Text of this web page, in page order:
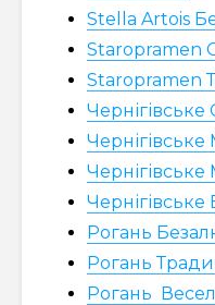
Stella Artois
Staropramen
Staropramen
Чернігівське
Чернігівське
Рогань
Рогань
Рогань